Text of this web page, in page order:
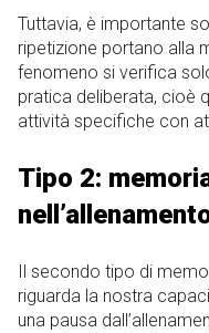
Tuttavia, è importante
ripetizione portano alla
fenomeno si verifica
pratica deliberata, cioè
attività specifiche con
Tipo 2:
Il secondo tipo di
riguarda la nostra
una pausa